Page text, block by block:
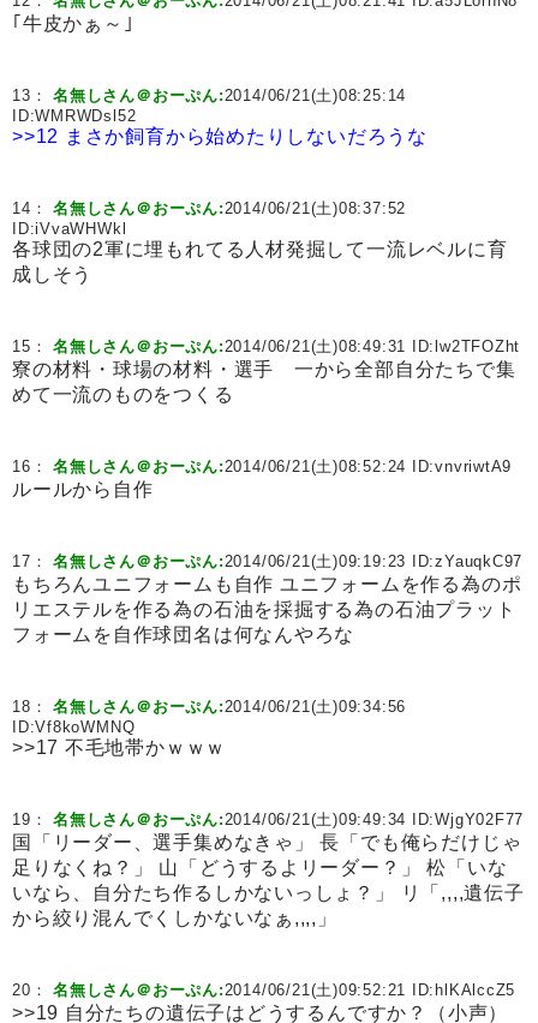
｢牛皮かぁ～｣
13：名無しさん＠おーぷん:2014/06/21(土)08:25:14
ID:WMRWDsl52
>>12 まさか飼育から始めたりしないだろうな
14：名無しさん＠おーぷん:2014/06/21(土)08:37:52
ID:iVvaWHWkl
各球団の2軍に埋もれてる人材発掘して一流レベルに育
成しそう
15：名無しさん＠おーぷん:2014/06/21(土)08:49:31 ID: lw2TFOZht
寮の材料・球場の材料・選手 一から全部自分たちで集
めて一流のものをつくる
16：名無しさん＠おーぷん:2014/06/21(土)08:52:24 ID:vnvriwtA9
ルールから自作
17：名無しさん＠おーぷん:2014/06/21(土)09:19:23 ID:zYauqkC97
もちろんユニフォームも自作 ユニフォームを作る為のポ
リエステルを作る為の石油を採掘する為の石油プラット
フォームを自作球団名は何なんやろな
18：名無しさん＠おーぷん:2014/06/21(土)09:34:56
ID:Vf8koWMNQ
>>17 不毛地帯かｗｗｗ
19：名無しさん＠おーぷん:2014/06/21(土)09:49:34 ID:WjgY02F77
国「リーダー、選手集めなきゃ」 長「でも俺らだけじゃ
足りなくね？」 山「どうするよリーダー？」 松「いな
いなら、自分たち作るしかないっしょ？」 リ「,,,,遺伝子
から絞り混んでくしかないなぁ,,,,」
20：名無しさん＠おーぷん:2014/06/21(土)09:52:21 ID: hlKAlccZ5
>>19 自分たちの遺伝子はどうするんですか？（小声）